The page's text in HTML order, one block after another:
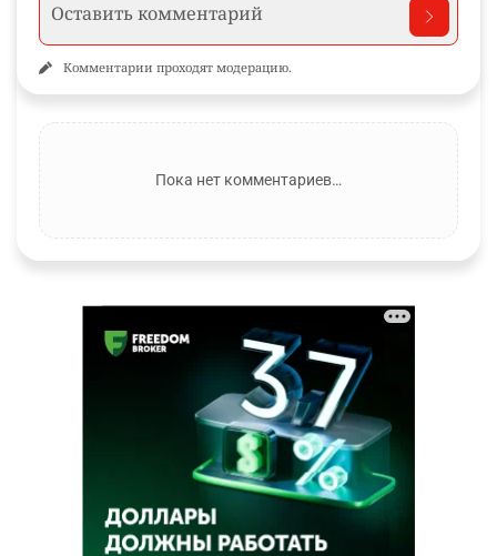
Комментарии проходят модерацию.
Пока нет комментариев…